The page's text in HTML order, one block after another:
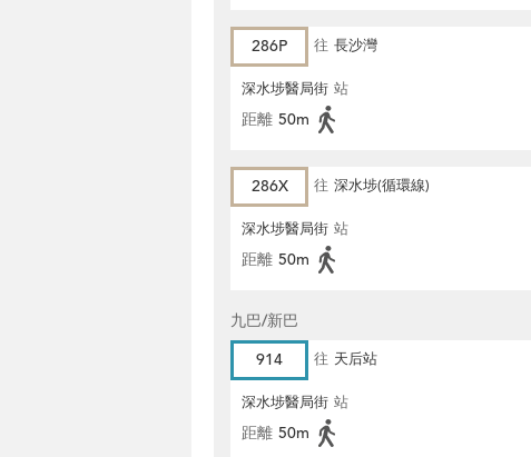
286P 往 長沙灣
深水埗醫局街 站
距離 50m
286X 往 深水埗(循環線)
深水埗醫局街 站
距離 50m
九巴/新巴
914
往 天后站
深水埗醫局街 站
距離 50m